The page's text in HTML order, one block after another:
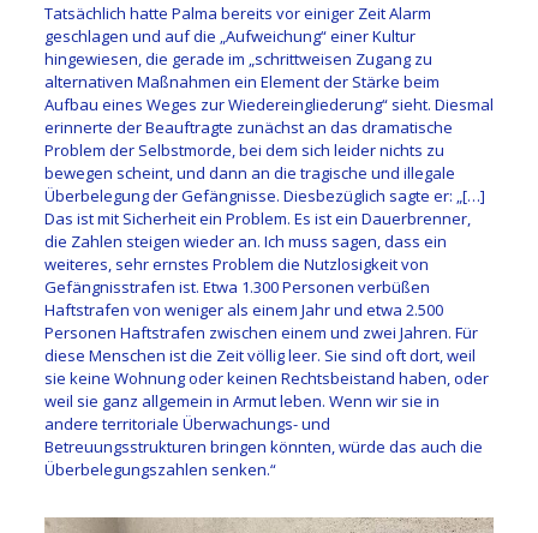
Tatsächlich hatte Palma bereits vor einiger Zeit Alarm
geschlagen und auf die „Aufweichung“ einer Kultur
hingewiesen, die gerade im „schrittweisen Zugang zu
alternativen Maßnahmen ein Element der Stärke beim
Aufbau eines Weges zur Wiedereingliederung“ sieht. Diesmal
erinnerte der Beauftragte zunächst an das dramatische
Problem der Selbstmorde, bei dem sich leider nichts zu
bewegen scheint, und dann an die tragische und illegale
Überbelegung der Gefängnisse. Diesbezüglich sagte er: „[…]
Das ist mit Sicherheit ein Problem. Es ist ein Dauerbrenner,
die Zahlen steigen wieder an. Ich muss sagen, dass ein
weiteres, sehr ernstes Problem die Nutzlosigkeit von
Gefängnisstrafen ist. Etwa 1.300 Personen verbüßen
Haftstrafen von weniger als einem Jahr und etwa 2.500
Personen Haftstrafen zwischen einem und zwei Jahren. Für
diese Menschen ist die Zeit völlig leer. Sie sind oft dort, weil
sie keine Wohnung oder keinen Rechtsbeistand haben, oder
weil sie ganz allgemein in Armut leben. Wenn wir sie in
andere territoriale Überwachungs- und
Betreuungsstrukturen bringen könnten, würde das auch die
Überbelegungszahlen senken.“